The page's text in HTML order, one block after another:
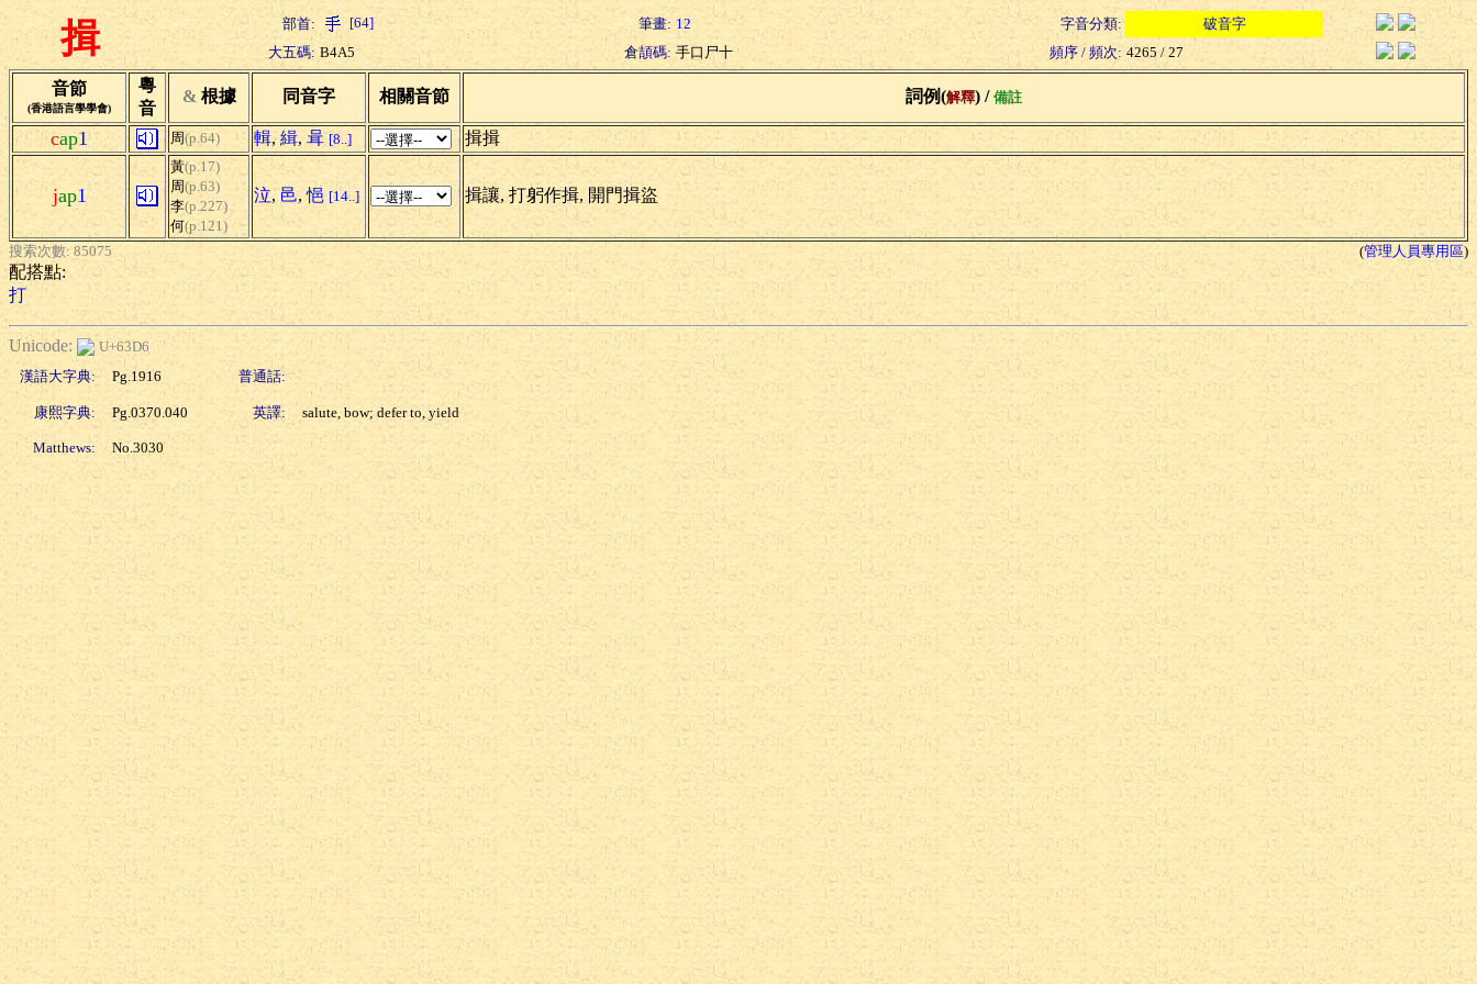
揖 部首: [64] 筆畫: 12 字音分類:
破音字
大五碼: B4A5 倉頡碼: 手口尸十 頻序 / 頻次: 4265 / 27
音節
(香港語言學學會)
粵
音
& 根據 同音字 相關音節 詞例(解釋) / 備註
cap1 周(p.64) 輯, 緝, 咠 [8..] 揖揖
jap1
黃(p.17)
周(p.63)
李(p.227)
何(p.121)
泣, 邑,悒 [14..] 揖讓, 打躬作揖, 開門揖盜
搜索次數: 85075 (管理人員專用區)
配搭點:
打
Unicode:
U+63D6
漢語大字典:
Pg.1916 普通話:
康熙字典: Pg.0370.040 英譯: salute, bow; defer to, yield
Matthews: No.3030